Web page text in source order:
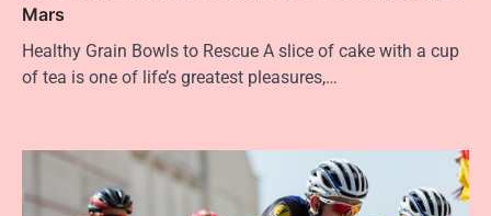
Mars
Healthy Grain Bowls to Rescue A slice of cake with a cup
of tea is one of life’s greatest pleasures,…